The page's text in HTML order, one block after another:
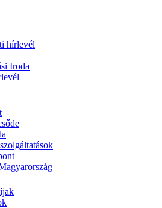
hírlevél
Iroda